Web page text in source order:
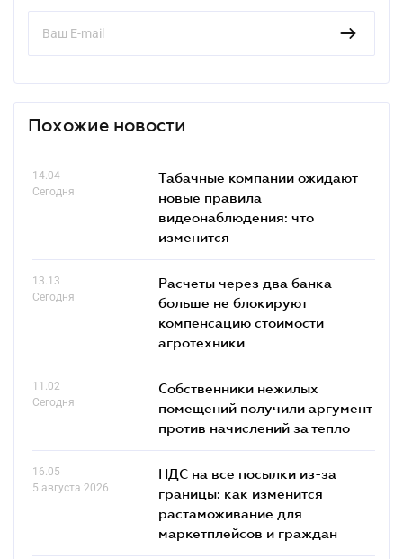
Похожие новости
14.04
Сегодня
Табачные компании ожидают
новые правила
видеонаблюдения: что
изменится
13.13
Сегодня
Расчеты через два банка
больше не блокируют
компенсацию стоимости
агротехники
11.02
Сегодня
Собственники нежилых
помещений получили аргумент
против начислений за тепло
16.05
5 августа 2026
НДС на все посылки из-за
границы: как изменится
растаможивание для
маркетплейсов и граждан